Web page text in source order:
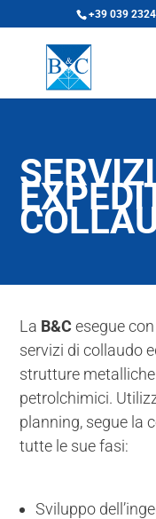
+39 039
La B&C esegue
servizi di collaudo
strutture
petrolchimici.
planning, segue la
tutte le sue fasi:
Sviluppo